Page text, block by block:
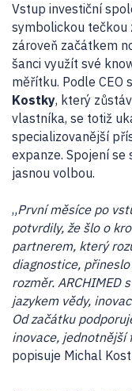
Vstup investiční
symbolickou tečkou
zároveň začátkem
šanci využít své
měřítku. Podle CEO
Kostky, který
vlastníka, se totiž
specializovanější
expanze. Spojení
jasnou volbou.
„První měsíce po
potvrdily, že šlo o
partnerem, který
diagnostice,
rozměr. ARCHIMED
jazykem vědy,
Od začátku
inovace, jednotnější
popisuje Michal